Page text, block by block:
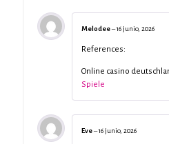
Melodee–16 junio, 2026
References:
Online casino
Spiele
Eve–16 junio, 2026